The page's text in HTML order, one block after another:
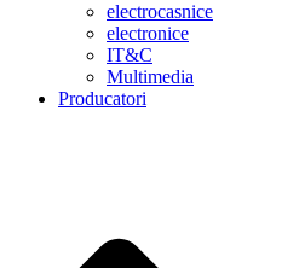
electrocasnice
electronice
IT&C
Multimedia
Producatori